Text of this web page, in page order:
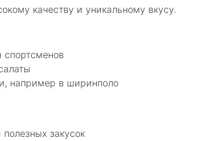
качеству и уникальному вкусу.
спортсменов
например в ширинполо
закусок